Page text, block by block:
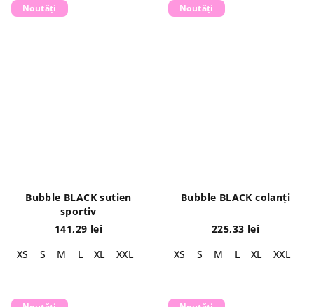
Noutăți
Bubble BLACK sutien
sportiv
141,29 lei
XS
S M L XL XXL
Noutăți
Bubble BLACK colanți
225,33 lei
XS
S M L XL XXL